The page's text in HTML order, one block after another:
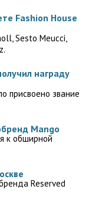
Fashion House
Sesto Meucci,
награду
присвоено звание
Mango
к обширной
Reserved